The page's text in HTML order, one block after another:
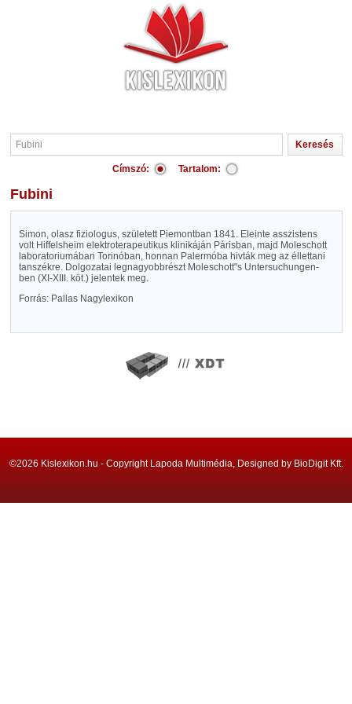
Címszó: Tartalom:
Fubini
Simon, olasz fiziologus, született Piemontban 1841. Eleinte asszistens
volt Hiffelsheim elektroterapeutikus klinikáján Párisban, majd Moleschott
laboratoriumában Torinóban, honnan Palermóba hivták meg az éllettani
tanszékre. Dolgozatai legnagyobbrészt Moleschott"s Untersuchungen-
ben (XI-XIII. köt.) jelentek meg.
Forrás: Pallas Nagylexikon
©2026 Kislexikon.hu - Copyright Lapoda Multimédia, Designed by BioDigit Kft.